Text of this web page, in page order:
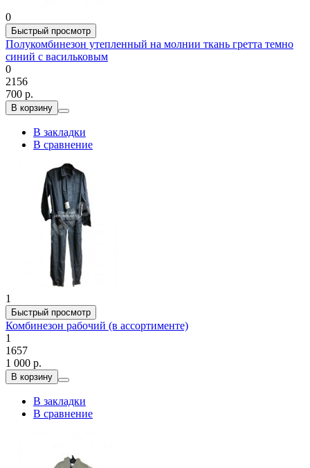
0
Быстрый просмотр
Полукомбинезон утепленный на молнии ткань гретта темно
синий с васильковым
0
2156
700 р.
В корзину
В закладки
В сравнение
1
Быстрый просмотр
Комбинезон рабочий (в ассортименте)
1
1657
1 000 р.
В корзину
В закладки
В сравнение